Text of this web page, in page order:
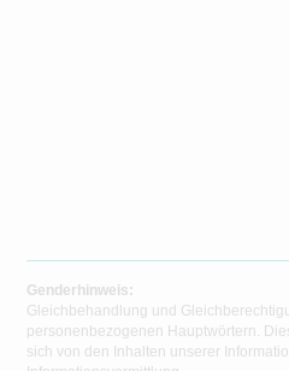
Genderhinweis:
Gleichbehandlung und
personenbezogenen Hauptwörtern.
sich von den Inhalten unserer